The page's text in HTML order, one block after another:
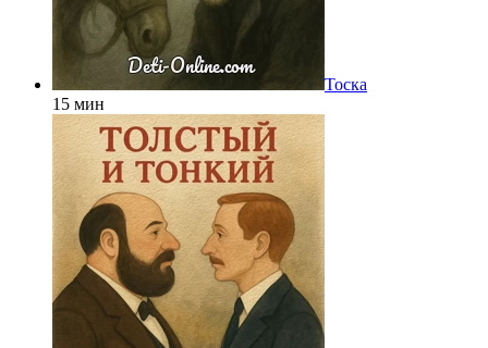
Тоска
15 мин